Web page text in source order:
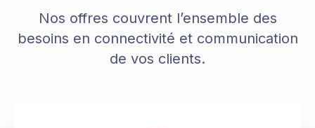
Nos offres couvrent l’ensemble des
besoins en connectivité et communication
de vos clients.